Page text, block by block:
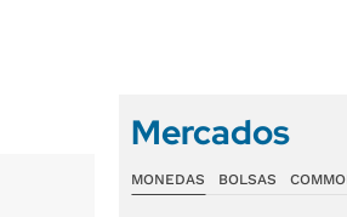
Mercados
MONEDAS BOLSAS